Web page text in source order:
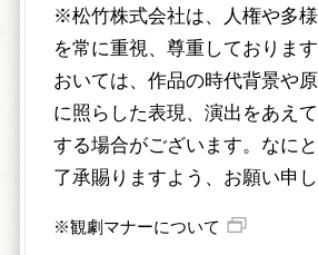
※松竹株式会社は、人権や多
を常に重視、尊重しておりま
おいては、作品の時代背景や
に照らした表現、演出をあえ
する場合がございます。なに
了承賜りますよう、お願い申
※観劇マナーについて